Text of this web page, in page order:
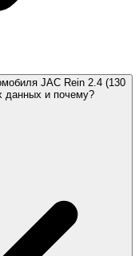
JAC Rein 2.4 (130
данных и почему?